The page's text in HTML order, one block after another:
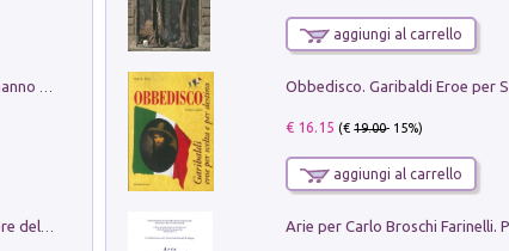
Klose dell'altro mondo. Miro il pescatore del goal
aggiungi al carrello
€ 16.15 (€19.00- 15%)
aggiungi al carrello